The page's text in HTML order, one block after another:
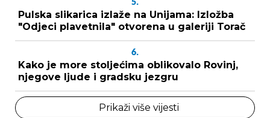
5.
Pulska slikarica izlaže na Unijama: Izložba
"Odjeci plavetnila" otvorena u galeriji Torač
6.
Kako je more stoljećima oblikovalo Rovinj,
njegove ljude i gradsku jezgru
Prikaži više vijesti